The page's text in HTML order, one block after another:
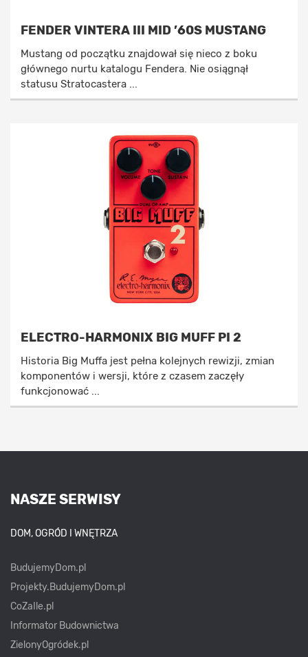
FENDER VINTERA III MID ’60S MUSTANG
Mustang od początku znajdował się nieco z boku
głównego nurtu katalogu Fendera. Nie osiągnął
statusu Stratocastera ...
ELECTRO-HARMONIX BIG MUFF PI 2
Historia Big Muffa jest pełna kolejnych rewizji, zmian
komponentów i wersji, które z czasem zaczęły
funkcjonować ...
NASZE SERWISY
DOM, OGRÓD I WNĘTRZA
BudujemyDom.pl
Projekty.BudujemyDom.pl
CoZaIle.pl
Informator Budownictwa
ZielonyOgródek.pl